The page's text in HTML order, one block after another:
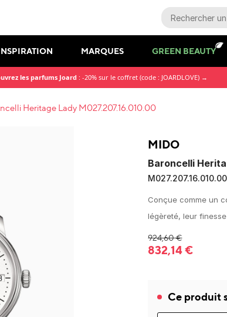
MARQUES GREEN BEAUTY
les parfums Joard : -20% sur le coffret (code : JOARDLOVE) →
Heritage Lady M027.207.16.010.00
Baroncelli
M027.207.16.010.00
MIDO
Conçue comme un
légèreté, leur
924,60€
832,14€
Ce produit